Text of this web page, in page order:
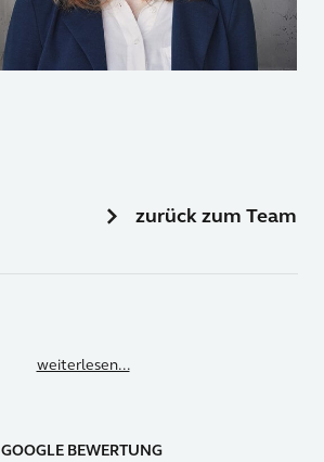
zurück zum Team
weiterlesen...
GOOGLE BEWERTUNG